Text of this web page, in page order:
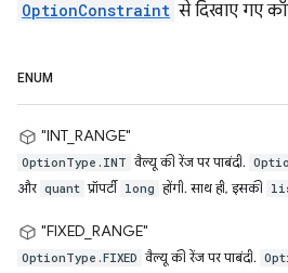
OptionConstraint से दिखाए गए
ENUM
"INT_RANGE"
OptionType.INT वैल्यू की रेंज पर पाबंदी.
और quant प्रॉपर्टी long होंगी. साथ ही, इसकी
"FIXED_RANGE"
OptionType.FIXED वैल्यू की रेंज पर पाबंदी.